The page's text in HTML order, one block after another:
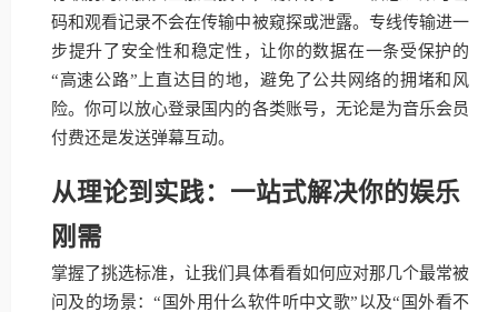
码和观看记录不会在传输中被窥探或泄露。专线传输进一
步提升了安全性和稳定性，让你的数据在一条受保护的
“高速公路”上直达目的地，避免了公共网络的拥堵和风
险。你可以放心登录国内的各类账号，无论是为音乐会员
付费还是发送弹幕互动。
从理论到实践：一站式解决你的娱乐
刚需
掌握了挑选标准，让我们具体看看如何应对那几个最常被
问及的场景：“国外用什么软件听中文歌”以及“国外看不